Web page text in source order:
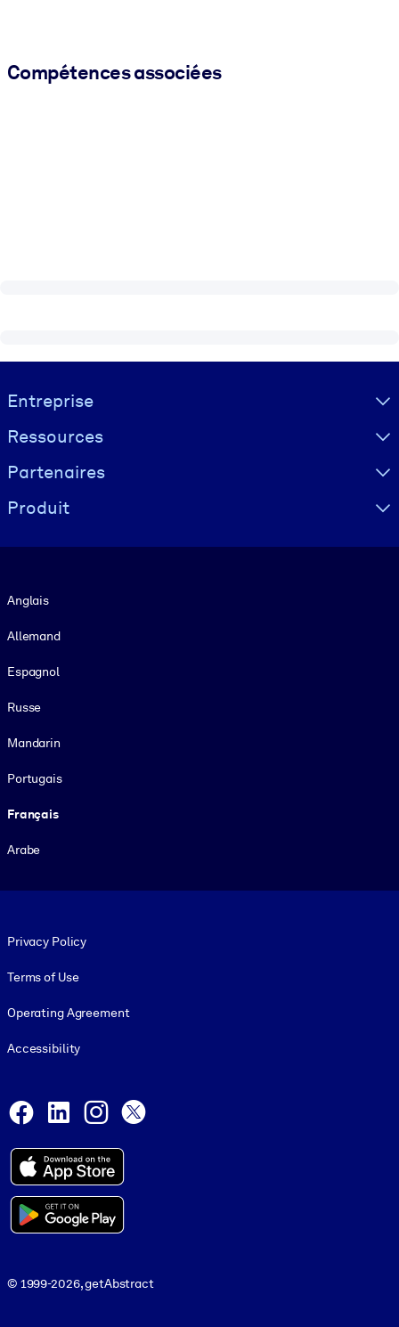
Compétences associées
Visually hidden Text
Entreprise
Ressources
Partenaires
Produit
Anglais
Allemand
Espagnol
Russe
Mandarin
Portugais
Français
Arabe
Privacy Policy
Terms of Use
Operating Agreement
Accessibility
Facebook
LinkedInInstagram
© 1999-2026, getAbstract